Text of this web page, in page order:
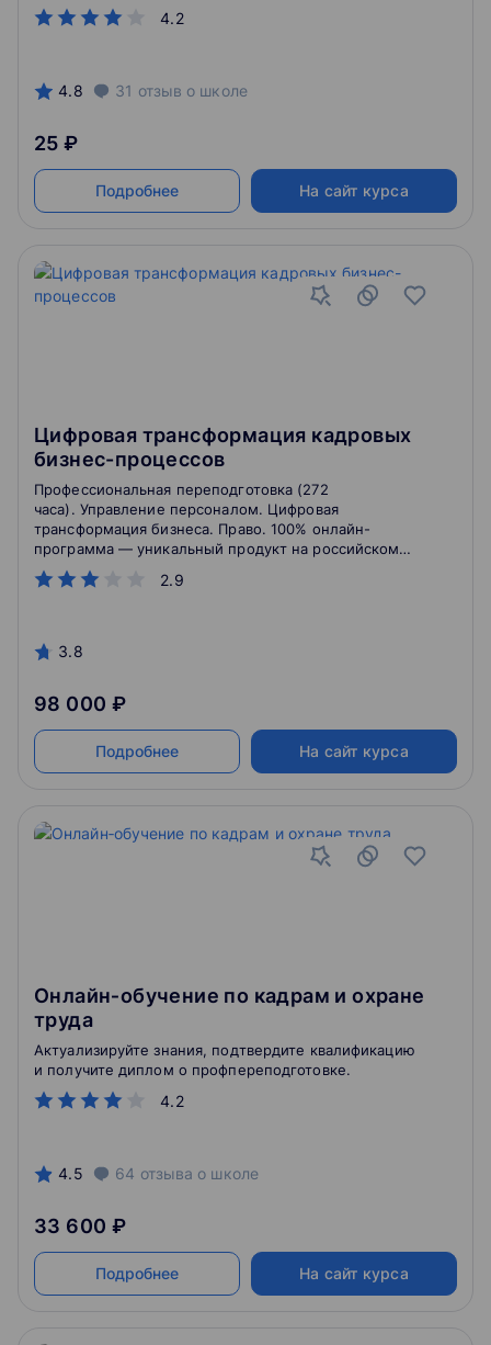
4.2
механизмов материального вознаграждения.
4.8 31 отзыв о школе
25 ₽
Подробнее На сайт курса
Цифровая трансформация кадровых
бизнес-процессов
2.9
Профессиональная переподготовка (272
часа). Управление персоналом. Цифровая
трансформация бизнеса. Право. 100% онлайн-
программа — уникальный продукт на российском
рынке образовательных услуг, ориентированный на
комплексный управленческо - правовой подход к
Обучение через практику и работу над проектом.
3.8
98 000 ₽
Подробнее На сайт курса
Онлайн‑обучение по кадрам и охране
труда
4.2
Актуализируйте знания, подтвердите квалификацию
и получите диплом о профпереподготовке.
4.5 64 отзыва о школе
33 600 ₽
Подробнее На сайт курса